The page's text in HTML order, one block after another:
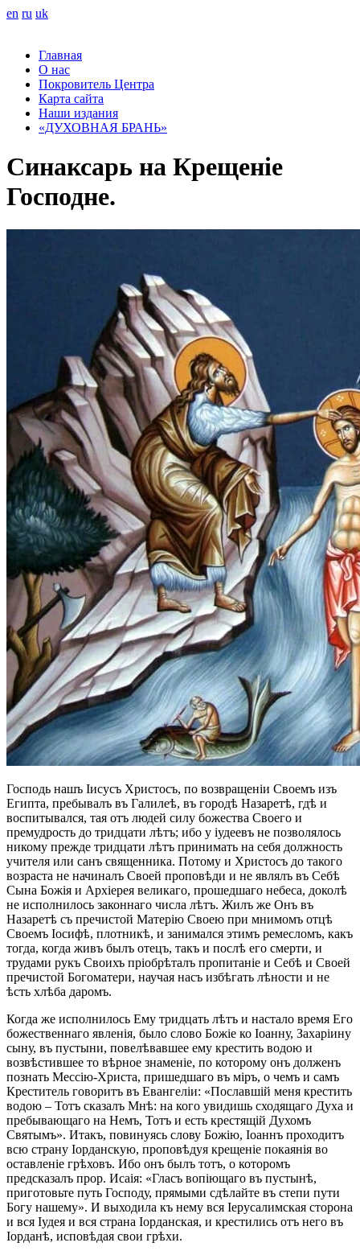
en ru uk
Главная
О нас
Покровитель Центра
Карта сайта
Наши издания
«ДУХОВНАЯ БРАНЬ»
Синаксарь на Крещеніе
Господне.
Господь нашъ Iисусъ Христосъ, по возвращеніи Своемъ изъ
Египта, пребывалъ въ Галилеѣ, въ городѣ Назаретѣ, гдѣ и
воспитывался, тая отъ людей силу божества Своего и
премудрость до тридцати лѣтъ; ибо у іудеевъ не позволялось
никому прежде тридцати лѣтъ принимать на себя должность
учителя или санъ священника. Потому и Христосъ до такого
возраста не начиналъ Своей проповѣди и не являлъ въ Себѣ
Сына Божія и Архіерея великаго, прошедшаго небеса, доколѣ
не исполнилось законнаго числа лѣтъ. Жилъ же Онъ въ
Назаретѣ съ пречистой Матерію Своею при мнимомъ отцѣ
Своемъ Іосифѣ, плотникѣ, и занимался этимъ ремесломъ, какъ
тогда, когда живъ былъ отецъ, такъ и послѣ его смерти, и
трудами рукъ Своихъ пріобрѣталъ пропитаніе и Себѣ и Своей
пречистой Богоматери, научая насъ избѣгать лѣности и не
ѣсть хлѣба даромъ.
Когда же исполнилось Ему тридцать лѣтъ и настало время Его
божественнаго явленія, было слово Божіе ко Іоанну, Захаріину
сыну, въ пустыни, повелѣвавшее ему крестить водою и
возвѣстившее то вѣрное знаменіе, по которому онъ долженъ
познать Мессію-Христа, пришедшаго въ міръ, о чемъ и самъ
Креститель говоритъ въ Евангеліи: «Пославшій меня крестить
водою – Тотъ сказалъ Мнѣ: на кого увидишь сходящаго Духа и
пребывающаго на Немъ, Тотъ и есть крестящій Духомъ
Святымъ». Итакъ, повинуясь слову Божію, Іоаннъ проходитъ
всю страну Іорданскую, проповѣдуя крещеніе покаянія во
оставленіе грѣховъ. Ибо онъ былъ тотъ, о которомъ
предсказалъ прор. Исаія: «Гласъ вопіющаго въ пустынѣ,
приготовьте путь Господу, прямыми сдѣлайте въ степи пути
Богу нашему». И выходила къ нему вся Іерусалимская сторона
и вся Іудея и вся страна Іорданская, и крестились отъ него въ
Іорданѣ, исповѣдая свои грѣхи.